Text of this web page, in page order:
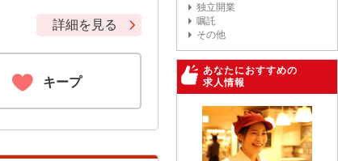
詳細を見る
キープ
独立開業
嘱託
その他
あなたにおすすめの
求人情報